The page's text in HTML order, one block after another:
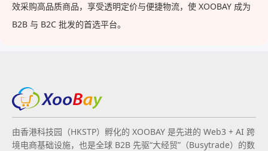
效采购高品质商品，享受透明定价与便捷物流，使 XOOBAY 成为
B2B 与 B2C 批发的首选平台。
由香港科技园（HKSTP）孵化的 XOOBAY 是先进的 Web3 + AI 跨
境电商基础设施，也是全球 B2B 先驱“大经贸”（Busytrade）的数